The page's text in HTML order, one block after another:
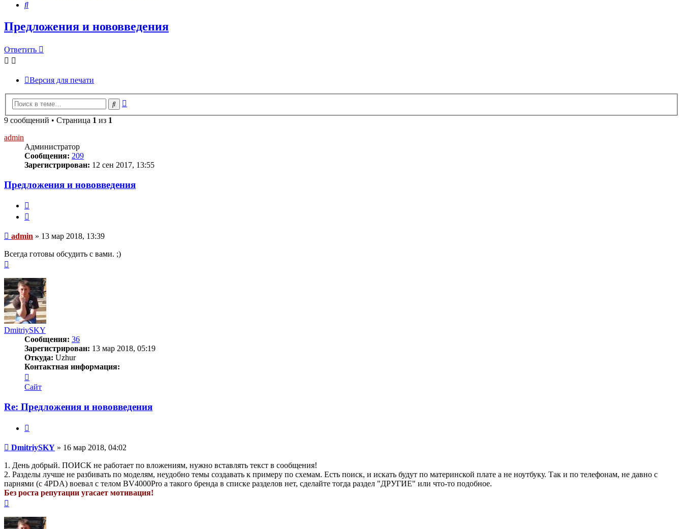
Поиск
Предложения и нововведения
Ответить
Ответить
Версия для печати
Поиск
9 сообщений • Страница 1 из 1
admin
Администратор
Сообщения: 209
Зарегистрирован: 12 сен 2017, 13:55
Предложения и нововведения
Сообщение
admin » 13 мар 2018, 13:39
Всегда готовы обсудить с вами. ;)
началу
DmitriySKY
Сообщения: 36
Зарегистрирован: 13 мар 2018, 05:19
Откуда: Uzhur
Контактная информация:
информация
пользователя
Сайт
Re: Предложения и нововведения
Сообщение
DmitriySKY » 16 мар 2018, 04:02
1. День добрый. ПОИСК не работает по вложениям, нужно вставлять текст в сообщения!
2. Разделы лучше не разбивать по моделям, неудобно темы создавать к примеру по схемам. Есть поиск, и искать будут по материнской плате а не ноутбуку. Так и по телефонам, не давно с
парнями (с 4PDA) воевал с телом BV4000Pro а такого бренда в списке разделов нет, сделайте тогда раздел "ДРУГИЕ" или что-то подобное.
Без роста репутации угасает мотивация!
началу